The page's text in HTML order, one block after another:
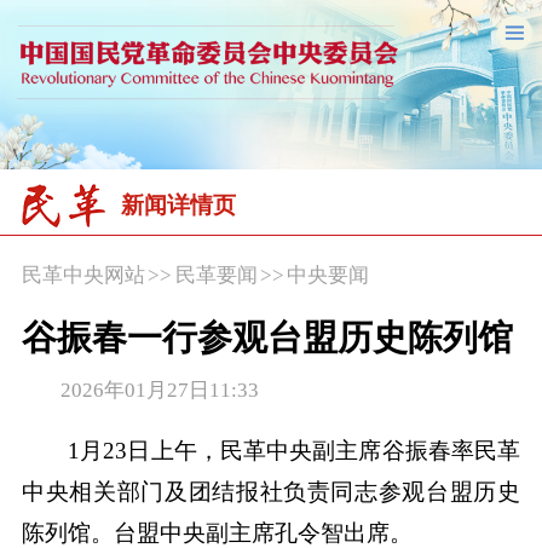
新闻详情页
民革中央网站>> 民革要闻 >> 中央要闻
谷振春一行参观台盟历史陈列馆
2026年01月27日11:33
1月23日上午，民革中央副主席谷振春率民革
中央相关部门及团结报社负责同志参观台盟历史
陈列馆。台盟中央副主席孔令智出席。